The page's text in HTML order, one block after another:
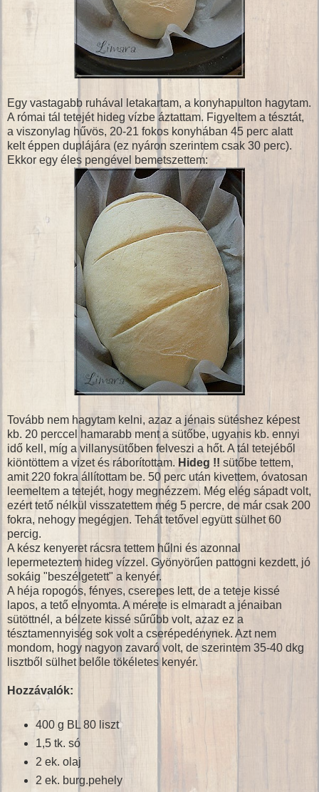
Egy vastagabb ruhával letakartam, a konyhapulton hagytam.
A római tál tetejét hideg vízbe áztattam. Figyeltem a tésztát,
a viszonylag hűvös, 20-21 fokos konyhában 45 perc alatt
kelt éppen duplájára (ez nyáron szerintem csak 30 perc).
Ekkor egy éles pengével bemetszettem:
Tovább nem hagytam kelni, azaz a jénais sütéshez képest
kb. 20 perccel hamarabb ment a sütőbe, ugyanis kb. ennyi
idő kell, míg a villanysütőben felveszi a hőt. A tál tetejéből
kiöntöttem a vizet és ráborítottam. Hideg !! sütőbe tettem,
amit 220 fokra állítottam be. 50 perc után kivettem, óvatosan
leemeltem a tetejét, hogy megnézzem. Még elég sápadt volt,
ezért tető nélkül visszatettem még 5 percre, de már csak 200
fokra, nehogy megégjen. Tehát tetővel együtt sülhet 60
percig.
A kész kenyeret rácsra tettem hűlni és azonnal
lepermeteztem hideg vízzel. Gyönyörűen pattogni kezdett, jó
sokáig "beszélgetett" a kenyér.
A héja ropogós, fényes, cserepes lett, de a teteje kissé
lapos, a tető elnyomta. A mérete is elmaradt a jénaiban
sütöttnél, a bélzete kissé sűrűbb volt, azaz ez a
tésztamennyiség sok volt a cserépedénynek. Azt nem
mondom, hogy nagyon zavaró volt, de szerintem 35-40 dkg
lisztből sülhet belőle tökéletes kenyér.
Hozzávalók:
400 g BL 80 liszt
1,5 tk. só
2 ek. olaj
2 ek. burg.pehely